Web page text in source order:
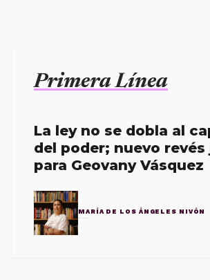
Primera Línea
La ley no se dobla al
del poder; nuevo
para Geovany Vásquez
MARÍA DE LOS ÁNGELES NIVÓN